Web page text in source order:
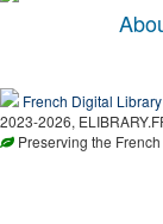
French Digital Library
2023-2026,
Preserving the